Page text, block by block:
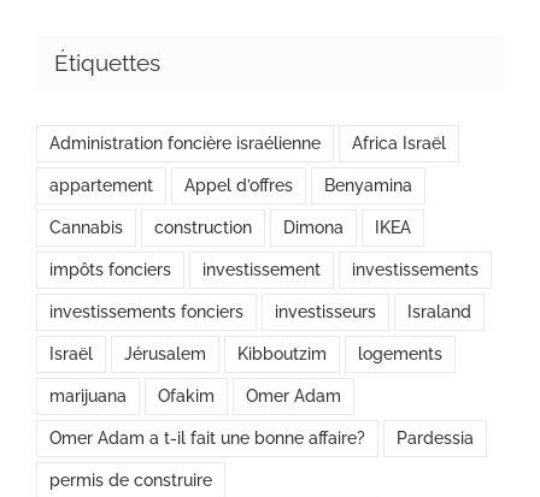
Étiquettes
Administration foncière israélienne Africa Israël
appartement Appel d’offres Benyamina
Cannabis construction Dimona IKEA
impôts fonciers investissement investissements
investissements fonciers investisseurs Israland
Israël Jérusalem Kibboutzim logements
marijuana Ofakim Omer Adam
Omer Adam a t-il fait une bonne affaire? Pardessia
permis de construire